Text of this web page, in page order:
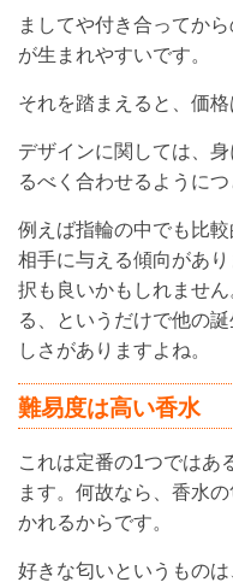
ましてや付き合ってか
が生まれやすいです。
それを踏まえると、価
デザインに関しては、
るべく合わせるようにつ
例えば指輪の中でも比
相手に与える傾向があ
択も良いかもしれませ
る、というだけで他の
しさがありますよね。
難易度は高い香水
これは定番の1つではあ
ます。何故なら、香水
かれるからです。
好きな匂いというもの